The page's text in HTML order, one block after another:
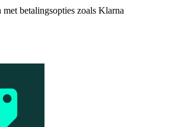
betalingsopties zoals Klarna